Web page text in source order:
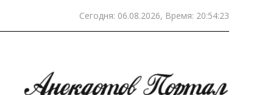
Сегодня: 06.08.2026, Время: 20:54:23